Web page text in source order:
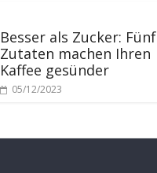
Besser als Zucker: Fünf
Zutaten machen Ihren
Kaffee gesünder
05/12/2023